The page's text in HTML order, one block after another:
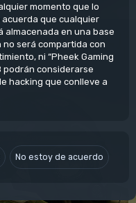
momento que lo
que cualquier
almacenada en una base
será compartida con
ni “Pheek Gaming
podrán considerarse
hacking que conlleve a